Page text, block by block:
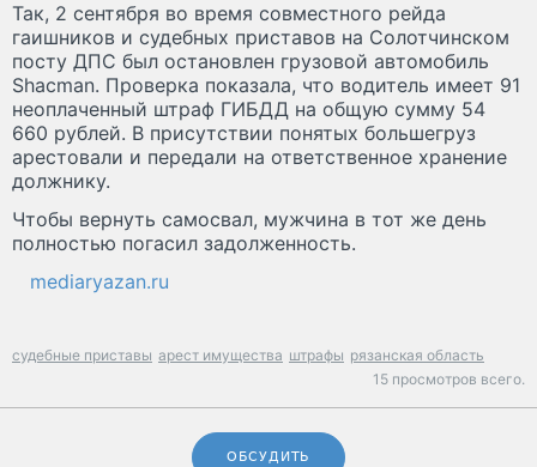
Так, 2 сентября во время совместного рейда
гаишников и судебных приставов на Солотчинском
посту ДПС был остановлен грузовой автомобиль
Shacman. Проверка показала, что водитель имеет 91
неоплаченный штраф ГИБДД на общую сумму 54
660 рублей. В присутствии понятых большегруз
арестовали и передали на ответственное хранение
должнику.
Чтобы вернуть самосвал, мужчина в тот же день
полностью погасил задолженность.
mediaryazan.ru
судебные приставы арест имущества штрафы рязанская область
15 просмотров всего.
ОБСУДИТЬ